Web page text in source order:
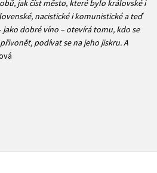
jak číst město, které bylo královské i
nacistické i komunistické a teď
jako dobré víno – otevírá tomu, kdo se
podívat se na jeho jiskru. A